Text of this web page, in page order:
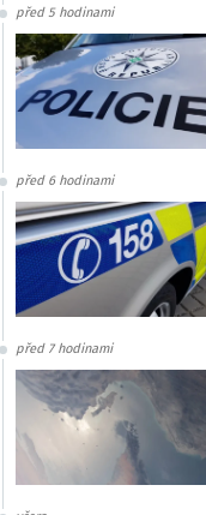
před 5 hodinami
před 6 hodinami
před 7 hodinami